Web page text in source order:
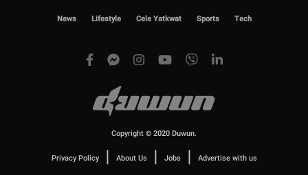
News Lifestyle Cele Yatkwat Sports Tech
Copyright © 2020 Duwun.
Privacy Policy | About Us | Jobs | Advertise with us